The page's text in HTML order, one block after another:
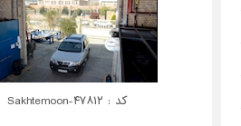
کد : Sakhtemoon-۴۷۸۱۲